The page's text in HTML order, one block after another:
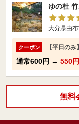
ゆの杜
大分県由
クーポン 【平日の
通常600円 → 550
無料